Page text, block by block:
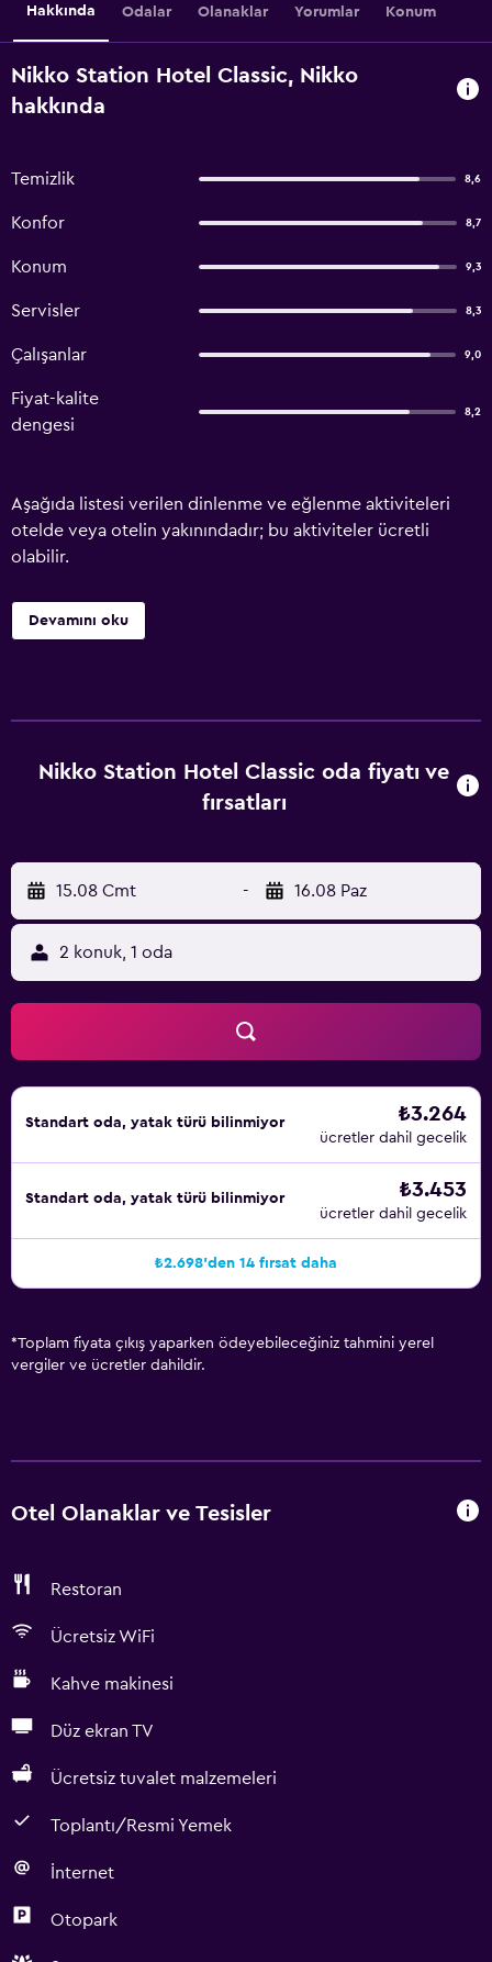
Hakkında Odalar Olanaklar Yorumlar Konum
Nikko Station Hotel Classic, Nikko
hakkında
Temizlik 8,6
Konfor 8,7
Konum 9,3
Servisler 8,3
Çalışanlar 9,0
Fiyat-kalite
dengesi
8,2
Aşağıda listesi verilen dinlenme ve eğlenme aktiviteleri
otelde veya otelin yakınındadır; bu aktiviteler ücretli
olabilir.
Devamını oku
Nikko Station Hotel Classic oda fiyatı ve
fırsatları
15.08 Cmt - 16.08 Paz
2 konuk, 1 oda
Standart oda, yatak türü bilinmiyor ₺3.264
ücretler dahil gecelik
Standart oda, yatak türü bilinmiyor ₺3.453
ücretler dahil gecelik
₺2.698'den 14 fırsat daha
*Toplam fiyata çıkış yaparken ödeyebileceğiniz tahmini yerel
vergiler ve ücretler dahildir.
Otel Olanaklar ve Tesisler
Restoran
Ücretsiz WiFi
Kahve makinesi
Düz ekran TV
Ücretsiz tuvalet malzemeleri
Toplantı/Resmi Yemek
İnternet
Otopark